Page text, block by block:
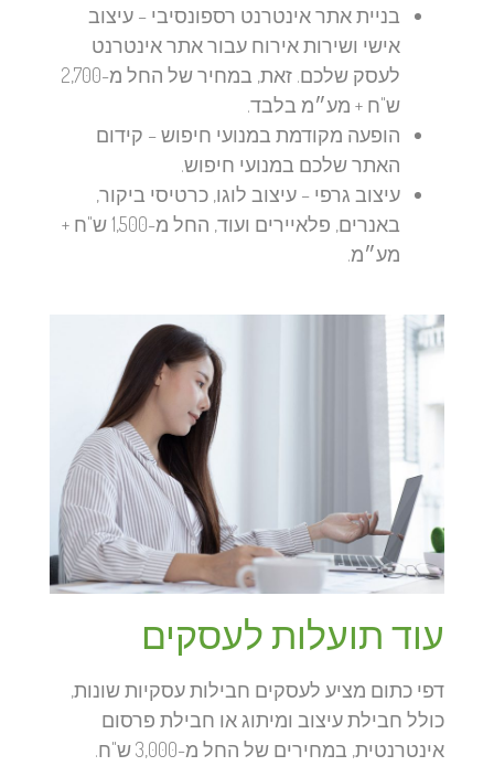
בניית אתר אינטרנט רספונסיבי– עיצוב
אישי ושירות אירוח עבור אתר אינטרנט
לעסק שלכם. זאת, במחיר של החל מ-2,700
ש"ח + מע״מ בלבד.
הופעה מקודמת במנועי חיפוש– קידום
האתר שלכם במנועי חיפוש.
עיצוב גרפי– עיצוב לוגו, כרטיסי ביקור,
באנרים, פלאיירים ועוד, החל מ-1,500 ש"ח +
מע״מ.
עוד תועלות לעסקים
דפי כתום מציע לעסקים חבילות עסקיות שונות,
כולל חבילת עיצוב ומיתוג או חבילת פרסום
אינטרנטית, במחירים של החל מ-3,000 ש"ח.